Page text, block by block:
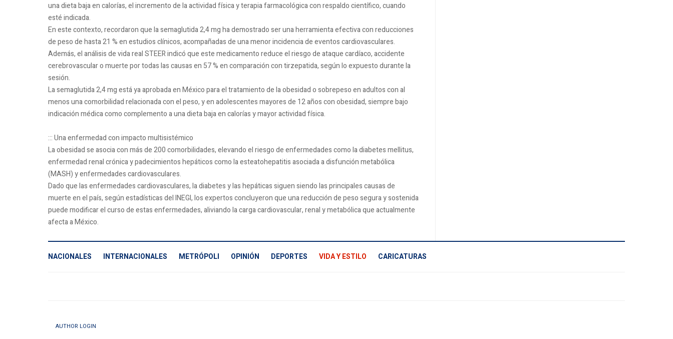
una dieta baja en calorías, el incremento de la actividad física y terapia farmacológica con respaldo científico, cuando
esté indicada.
En este contexto, recordaron que la semaglutida 2,4 mg ha demostrado ser una herramienta efectiva con reducciones
de peso de hasta 21 % en estudios clínicos, acompañadas de una menor incidencia de eventos cardiovasculares.
Además, el análisis de vida real STEER indicó que este medicamento reduce el riesgo de ataque cardíaco, accidente
cerebrovascular o muerte por todas las causas en 57 % en comparación con tirzepatida, según lo expuesto durante la
sesión.
La semaglutida 2,4 mg está ya aprobada en México para el tratamiento de la obesidad o sobrepeso en adultos con al
menos una comorbilidad relacionada con el peso, y en adolescentes mayores de 12 años con obesidad, siempre bajo
indicación médica como complemento a una dieta baja en calorías y mayor actividad física.
::: Una enfermedad con impacto multisistémico
La obesidad se asocia con más de 200 comorbilidades, elevando el riesgo de enfermedades como la diabetes mellitus,
enfermedad renal crónica y padecimientos hepáticos como la esteatohepatitis asociada a disfunción metabólica
(MASH) y enfermedades cardiovasculares.
Dado que las enfermedades cardiovasculares, la diabetes y las hepáticas siguen siendo las principales causas de
muerte en el país, según estadísticas del INEGI, los expertos concluyeron que una reducción de peso segura y sostenida
puede modificar el curso de estas enfermedades, aliviando la carga cardiovascular, renal y metabólica que actualmente
afecta a México.
NACIONALES INTERNACIONALES METRÓPOLI OPINIÓN DEPORTES VIDA Y ESTILO CARICATURAS
AUTHOR LOGIN